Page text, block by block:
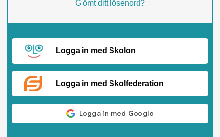
Glömt ditt lösenord?
Logga in med Skolon
Logga in med Skolfederation